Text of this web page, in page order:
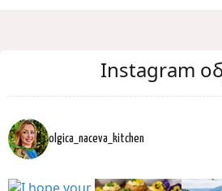
Instagram
olgica_naceva_kitchen